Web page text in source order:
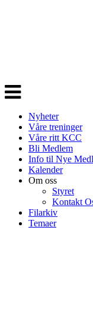
Veksle
navigasjon
Nyheter
Våre treninger
Våre ritt KCC
Bli Medlem
Info til Nye
Kalender
Om oss
Styret
Kontakt
Filarkiv
Temaer